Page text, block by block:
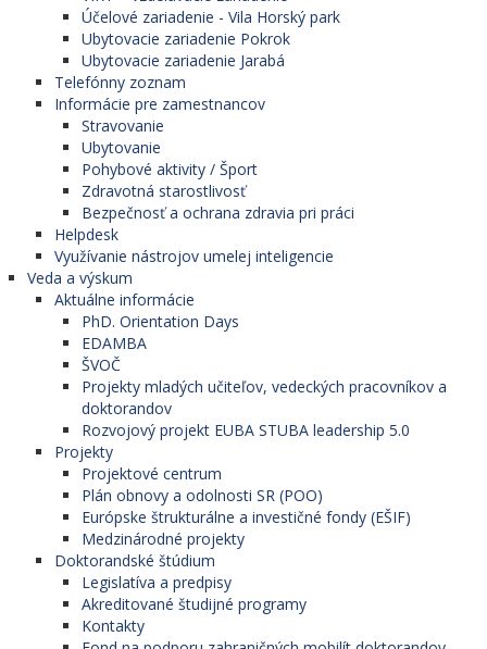
Účelové zariadenie - Vila Horský park
Ubytovacie zariadenie Pokrok
Ubytovacie zariadenie Jarabá
Telefónny zoznam
Informácie pre zamestnancov
Stravovanie
Ubytovanie
Pohybové aktivity / Šport
Zdravotná starostlivosť
Bezpečnosť a ochrana zdravia pri práci
Helpdesk
Využívanie nástrojov umelej inteligencie
Veda a výskum
Aktuálne informácie
PhD. Orientation Days
EDAMBA
ŠVOČ
Projekty mladých učiteľov, vedeckých pracovníkov a
doktorandov
Rozvojový projekt EUBA STUBA leadership 5.0
Projekty
Projektové centrum
Plán obnovy a odolnosti SR (POO)
Európske štrukturálne a investičné fondy (EŠIF)
Medzinárodné projekty
Doktorandské štúdium
Legislatíva a predpisy
Akreditované študijné programy
Kontakty